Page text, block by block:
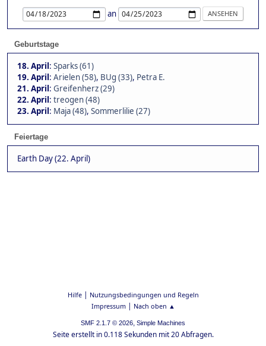
an
Geburtstage
18. April: Sparks (61)
19. April: Arielen (58), BUg (33), Petra E.
21. April: Greifenherz (29)
22. April: treogen (48)
23. April: Maja (48), Sommerlilie (27)
Feiertage
Earth Day (22. April)
Hilfe| Nutzungsbedingungen und Regeln
Impressum| Nach oben ▲
SMF 2.1.7 © 2026, Simple Machines
Seite erstellt in 0.118 Sekunden mit 20 Abfragen.